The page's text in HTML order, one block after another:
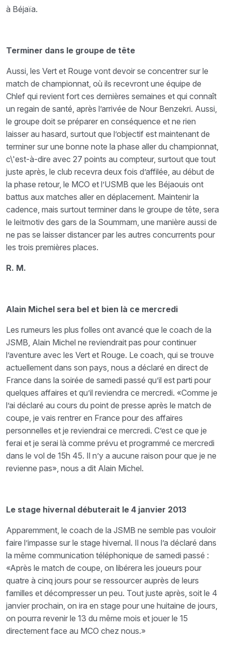
à Béjaïa.
Terminer dans le groupe de tête
Aussi, les Vert et Rouge vont devoir se concentrer sur le
match de championnat, où ils recevront une équipe de
Chlef qui revient fort ces dernières semaines et qui connaît
un regain de santé, après l’arrivée de Nour Benzekri. Aussi,
le groupe doit se préparer en conséquence et ne rien
laisser au hasard, surtout que l’objectif est maintenant de
terminer sur une bonne note la phase aller du championnat,
c\'est-à-dire avec 27 points au compteur, surtout que tout
juste après, le club recevra deux fois d’affilée, au début de
la phase retour, le MCO et l’USMB que les Béjaouis ont
battus aux matches aller en déplacement. Maintenir la
cadence, mais surtout terminer dans le groupe de tête, sera
le leitmotiv des gars de la Soummam, une manière aussi de
ne pas se laisser distancer par les autres concurrents pour
les trois premières places.
R. M.
Alain Michel sera bel et bien là ce mercredi
Les rumeurs les plus folles ont avancé que le coach de la
JSMB, Alain Michel ne reviendrait pas pour continuer
l’aventure avec les Vert et Rouge. Le coach, qui se trouve
actuellement dans son pays, nous a déclaré en direct de
France dans la soirée de samedi passé qu’il est parti pour
quelques affaires et qu’il reviendra ce mercredi. «Comme je
l’ai déclaré au cours du point de presse après le match de
coupe, je vais rentrer en France pour des affaires
personnelles et je reviendrai ce mercredi. C’est ce que je
ferai et je serai là comme prévu et programmé ce mercredi
dans le vol de 15h 45. Il n’y a aucune raison pour que je ne
revienne pas», nous a dit Alain Michel.
Le stage hivernal débuterait le 4 janvier 2013
Apparemment, le coach de la JSMB ne semble pas vouloir
faire l’impasse sur le stage hivernal. Il nous l’a déclaré dans
la même communication téléphonique de samedi passé :
«Après le match de coupe, on libérera les joueurs pour
quatre à cinq jours pour se ressourcer auprès de leurs
familles et décompresser un peu. Tout juste après, soit le 4
janvier prochain, on ira en stage pour une huitaine de jours,
on pourra revenir le 13 du même mois et jouer le 15
directement face au MCO chez nous.»